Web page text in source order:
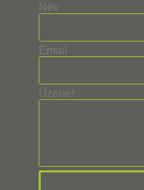
Név
Email
Üzenet